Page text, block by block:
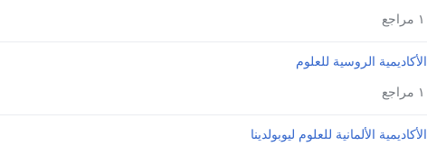
١ مراجع
الأكاديمية الروسية للعلوم
١ مراجع
الأكاديمية الألمانية للعلوم ليوبولدينا